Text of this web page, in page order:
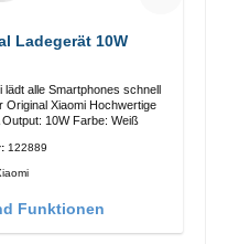
Ladegerät 10W
lädt alle Smartphones schnell
A Output: 10W Farbe: Weiß
122889
Funktionen